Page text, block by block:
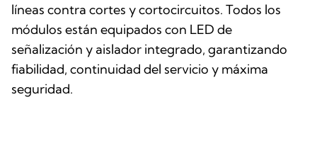
líneas contra cortes y cortocircuitos. Todos los
módulos están equipados con LED de
señalización y aislador integrado, garantizando
fiabilidad, continuidad del servicio y máxima
seguridad.